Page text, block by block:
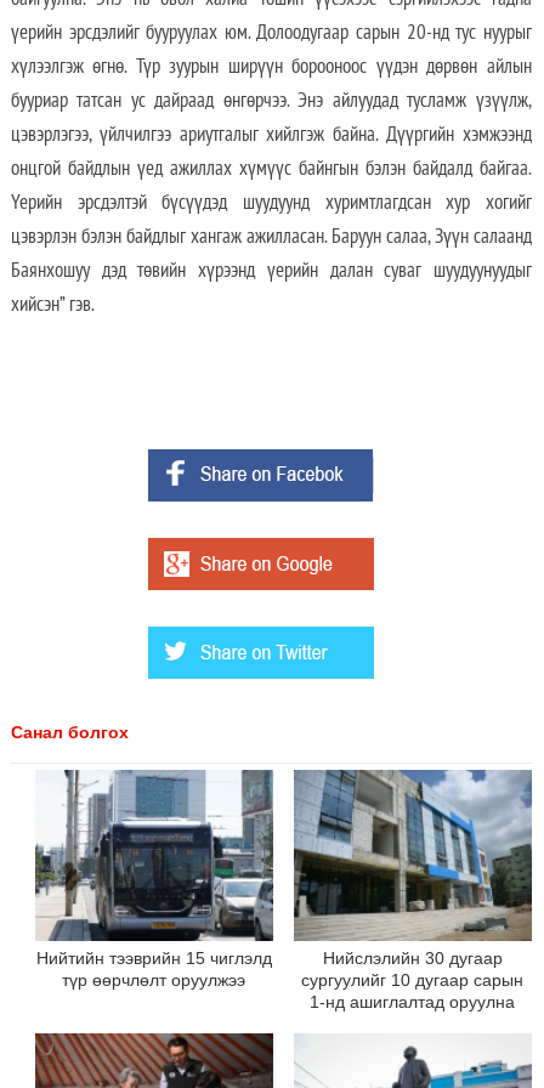
үерийн эрсдэлийг бууруулах юм. Долоодугаар сарын 20-нд тус нуурыг
хүлээлгэж өгнө. Түр зуурын ширүүн борооноос үүдэн дөрвөн айлын
бууриар татсан ус дайраад өнгөрчээ. Энэ айлуудад тусламж үзүүлж,
цэвэрлэгээ, үйлчилгээ ариутгалыг хийлгэж байна. Дүүргийн хэмжээнд
онцгой байдлын үед ажиллах хүмүүс байнгын бэлэн байдалд байгаа.
Үерийн эрсдэлтэй бүсүүдэд шуудуунд хуримтлагдсан хур хогийг
цэвэрлэн бэлэн байдлыг хангаж ажилласан. Баруун салаа, Зүүн салаанд
Баянхошуу дэд төвийн хүрээнд үерийн далан суваг шуудуунуудыг
хийсэн” гэв.
Санал болгох
Нийтийн тээврийн 15 чиглэлд
түр өөрчлөлт оруулжээ
Нийслэлийн 30 дугаар
сургуулийг 10 дугаар сарын
1-нд ашиглалтад оруулна